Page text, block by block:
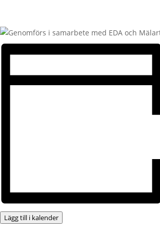
Lägg till i kalender